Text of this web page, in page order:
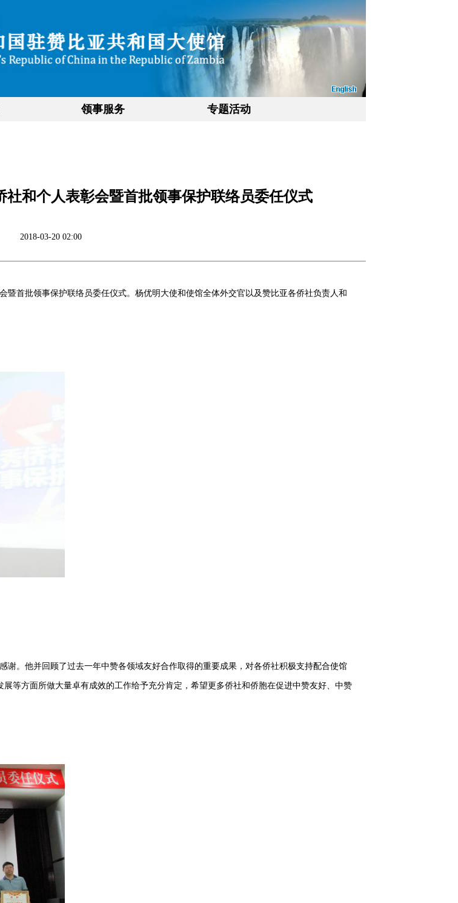
领事服务 专题活动
社和个人表彰会暨首批领事保护联络员委任仪式
2018-03-20 02:00
首批领事保护联络员委任仪式。杨优明大使和使馆全体外交官以及赞比亚各侨社负责人和
。他并回顾了过去一年中赞各领域友好合作取得的重要成果，对各侨社积极支持配合使馆
等方面所做大量卓有成效的工作给予充分肯定，希望更多侨社和侨胞在促进中赞友好、中赞